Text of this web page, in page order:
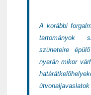
A korábbi
tartományok
szüneteire
nyarán mikor